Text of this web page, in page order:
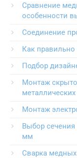
Сравнение
особенности
Соединение
Как
Подбор
Монтаж
металлических
Монтаж
Выбор
мм
Сварка